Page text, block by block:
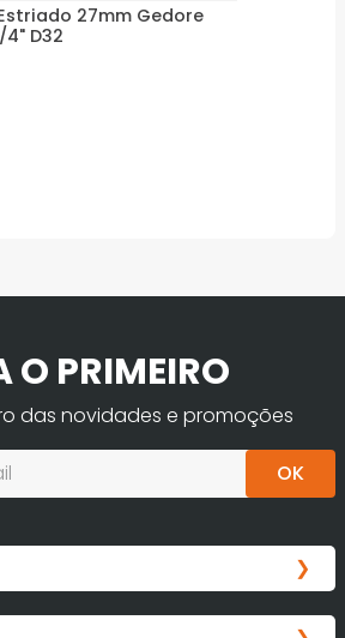
27mm Gedore
4" D32
O PRIMEIRO
das novidades e promoções
OK